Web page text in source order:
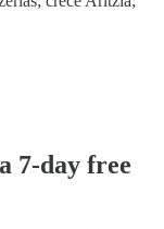
7-day free